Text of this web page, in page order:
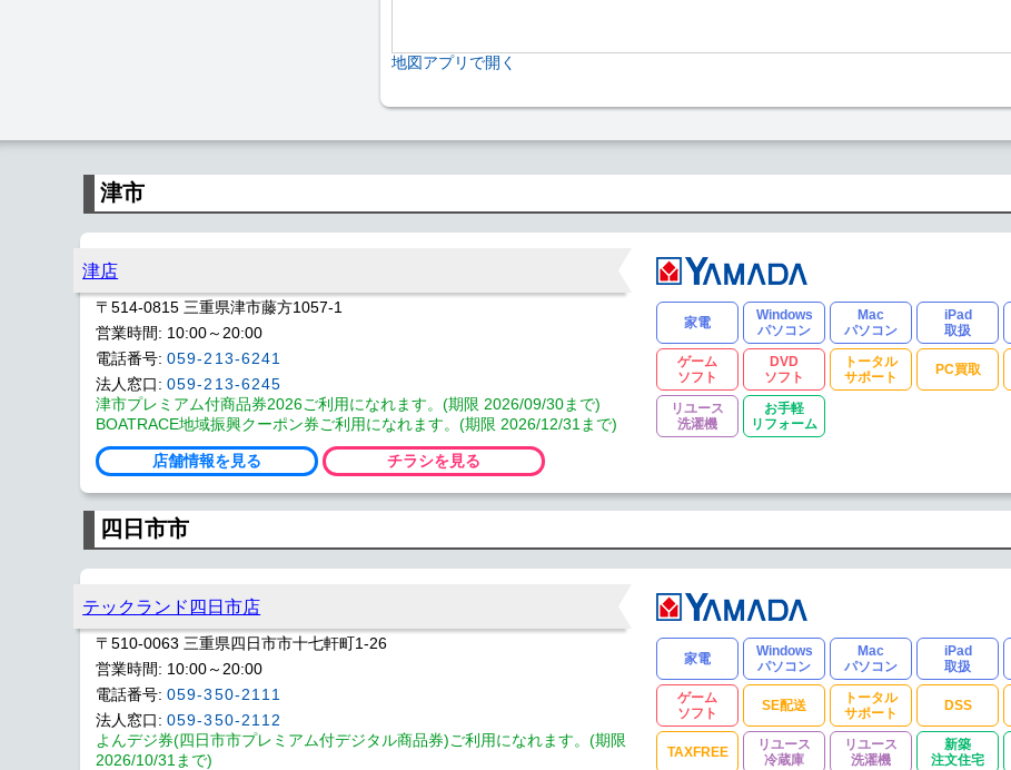
地図アプリで開く
津市
津店
〒514-0815 三重県津市藤方1057-1
営業時間: 10:00～20:00
電話番号: 059-213-6241
法人窓口: 059-213-6245
津市プレミアム付商品券2026ご利用になれます。(期限 2026/09/30まで)
BOATRACE地域振興クーポン券ご利用になれます。(期限 2026/12/31まで)
店舗情報を見る チラシを見る
家電
Windows
パソコン
Mac
パソコン
iPad
取扱
ゲーム
ソフト
DVD
ソフト
トータル
サポート
PC買取
リユース
洗濯機
お手軽
リフォーム
四日市市
テックランド四日市店
〒510-0063 三重県四日市市十七軒町1-26
営業時間: 10:00～20:00
電話番号: 059-350-2111
法人窓口: 059-350-2112
よんデジ券(四日市市プレミアム付デジタル商品券)ご利用になれます。(期限
2026/10/31まで)
家電
Windows
パソコン
Mac
パソコン
iPad
取扱
ゲーム
ソフト
SE配送
トータル
サポート
DSS
TAXFREE
リユース
冷蔵庫
リユース
洗濯機
新築
注文住宅